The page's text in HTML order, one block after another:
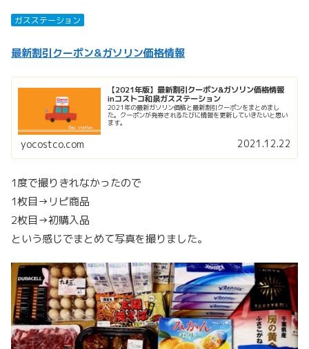
ガスステーション
最新割引クーポン&ガソリン価格情報
【2021年版】最新割引クーポン&ガソリン価格情報
inコストコ和泉ガスステーション
2021年の最新ガソリン価格と最新割引クーポンをまとめまし
た。クーポンが発券されるたびに情報を更新していきたいと思い
ます。
yocostco.com 2021.12.22
1度で撮りきれなかったので
1枚目→リピ商品
2枚目→初購入品
という感じでまとめて写真を撮りました。